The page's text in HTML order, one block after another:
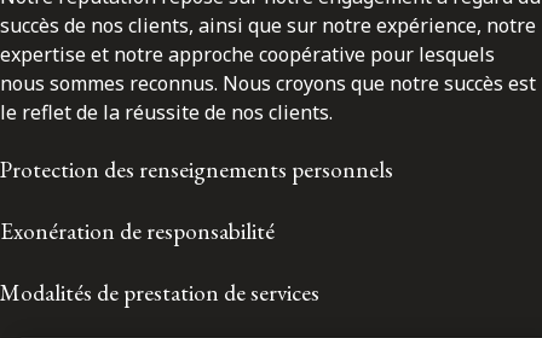
succès de nos clients, ainsi que sur notre expérience, notre
expertise et notre approche coopérative pour lesquels
nous sommes reconnus. Nous croyons que notre succès est
le reflet de la réussite de nos clients.
Protection des renseignements personnels
Exonération de responsabilité
Modalités de prestation de services